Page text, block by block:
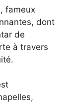
fameux
dont
de
à travers